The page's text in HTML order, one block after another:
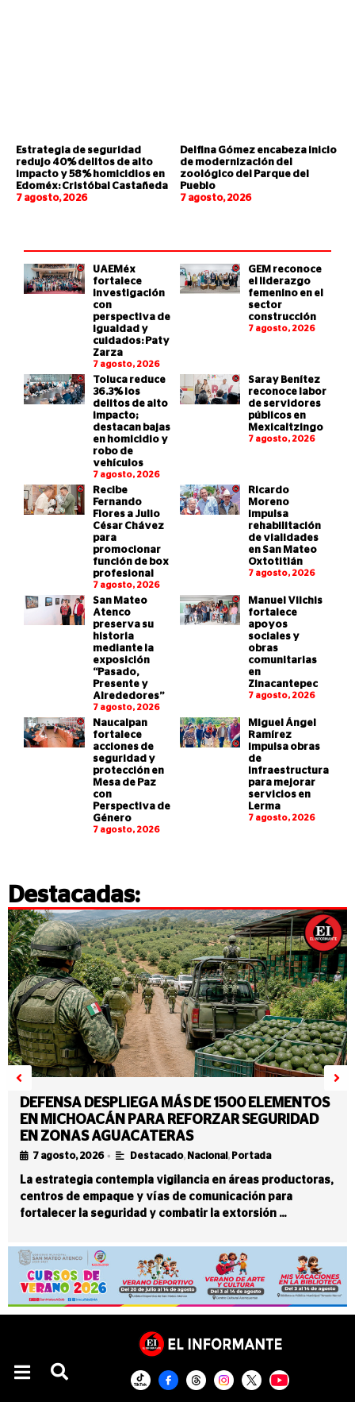
Estrategia de seguridad
redujo 40% delitos de alto
impacto y 58% homicidios en
Edoméx: Cristóbal Castañeda
7 agosto, 2026
Delfina Gómez encabeza inicio
de modernización del
zoológico del Parque del
Pueblo
7 agosto, 2026
UAEMéx
fortalece
investigación
con
perspectiva de
igualdad y
cuidados: Paty
Zarza
7 agosto, 2026
GEM reconoce
el liderazgo
femenino en el
sector
construcción
7 agosto, 2026
Toluca reduce
36.3% los
delitos de alto
impacto;
destacan bajas
en homicidio y
robo de
vehículos
7 agosto, 2026
Saray Benítez
reconoce labor
de servidores
públicos en
Mexicaltzingo
7 agosto, 2026
Recibe
Fernando
Flores a Julio
César Chávez
para
promocionar
función de box
profesional
7 agosto, 2026
Ricardo
Moreno
impulsa
rehabilitación
de vialidades
en San Mateo
Oxtotitlán
7 agosto, 2026
San Mateo
Atenco
preserva su
historia
mediante la
exposición
“Pasado,
Presente y
Alrededores”
7 agosto, 2026
Manuel Vilchis
fortalece
apoyos
sociales y
obras
comunitarias
en
Zinacantepec
7 agosto, 2026
Naucalpan
fortalece
acciones de
seguridad y
protección en
Mesa de Paz
con
Perspectiva de
Género
7 agosto, 2026
Miguel Ángel
Ramírez
impulsa obras
de
infraestructura
para mejorar
servicios en
Lerma
7 agosto, 2026
Destacadas:
DEFENSA DESPLIEGA MÁS DE 1500 ELEMENTOS
EN MICHOACÁN PARA REFORZAR SEGURIDAD
EN ZONAS AGUACATERAS
7 agosto, 2026 • Destacado, Nacional , Portada
La estrategia contempla vigilancia en áreas productoras,
centros de empaque y vías de comunicación para
fortalecer la seguridad y combatir la extorsión …